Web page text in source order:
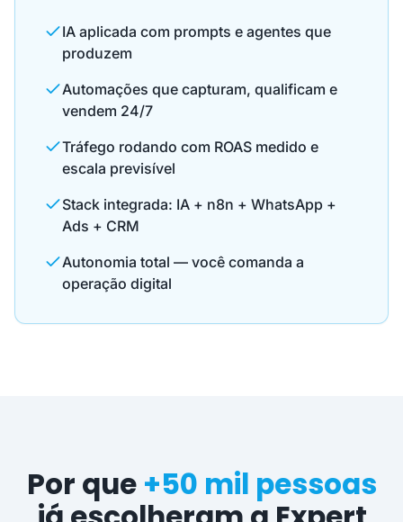
IA aplicada com prompts e agentes que
produzem
Automações que capturam, qualificam e
vendem 24/7
Tráfego rodando com ROAS medido e
escala previsível
Stack integrada: IA + n8n + WhatsApp +
Ads + CRM
Autonomia total — você comanda a
operação digital
Por que +50 mil pessoas